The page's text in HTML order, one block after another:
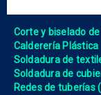
Corte y biselado
Calderería Plástica
Soldadura de
Soldadura de
Redes de tuberías